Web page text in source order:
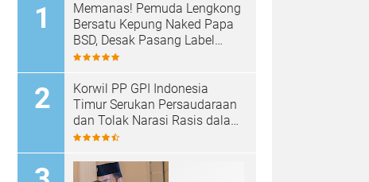
Memanas! Pemuda Lengkong
Bersatu Kepung Naked Papa
BSD, Desak Pasang Label
Non-Halal dan Prioritaskan
Korwil PP GPI Indonesia
Timur Serukan Persaudaraan
dan Tolak Narasi Rasis dalam
Menyikapi Konflik Antar